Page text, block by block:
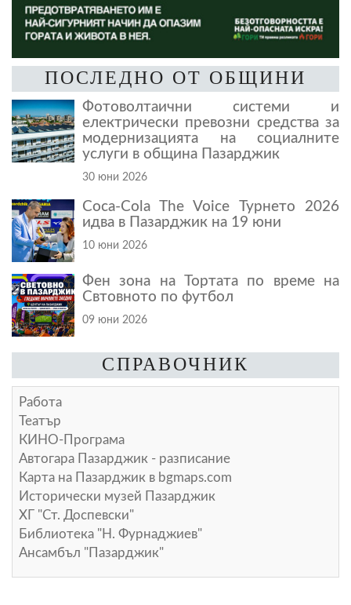
ПОСЛЕДНО ОТ ОБЩИНИ
Фотоволтаични системи и
електрически превозни средства за
модернизацията на социалните
услуги в община Пазарджик
30 юни 2026
Coca-Cola The Voice Турнето 2026
идва в Пазарджик на 19 юни
10 юни 2026
Фен зона на Тортата по време на
Свтовното по футбол
09 юни 2026
СПРАВОЧНИК
Работа
Театър
КИНО-Програма
Автогара Пазарджик - разписание
Карта на Пазарджик в bgmaps.com
Исторически музей Пазарджик
ХГ "Ст. Доспевски"
Библиотека "Н. Фурнаджиев"
Ансамбъл "Пазарджик"